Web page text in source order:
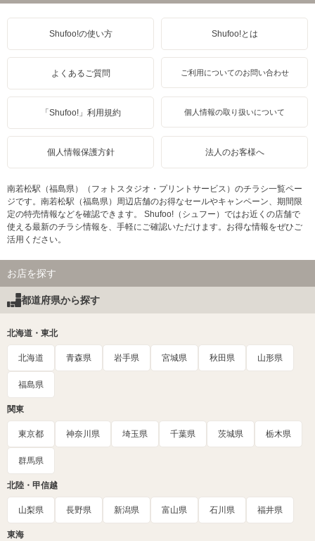
Shufoo!の使い方 Shufoo!とは
よくあるご質問 ご利用についてのお問い合わせ
「Shufoo!」利用規約 個人情報の取り扱いについて
個人情報保護方針 法人のお客様へ
南若松駅（福島県）（フォトスタジオ・プリントサービス）のチラシ一覧ペー
ジです。南若松駅（福島県）周辺店舗のお得なセールやキャンペーン、期間限
定の特売情報などを確認できます。 Shufoo!（シュフー）ではお近くの店舗で
使える最新のチラシ情報を、手軽にご確認いただけます。お得な情報をぜひご
活用ください。
お店を探す
都道府県から探す
北海道・東北
北海道 青森県 岩手県 宮城県 秋田県 山形県
福島県
関東
東京都 神奈川県 埼玉県 千葉県 茨城県 栃木県
群馬県
北陸・甲信越
山梨県 長野県 新潟県 富山県 石川県 福井県
東海